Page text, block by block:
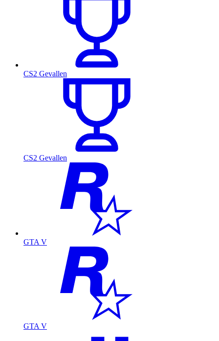
CS2 Gevallen
CS2 Gevallen
GTA V
GTA V